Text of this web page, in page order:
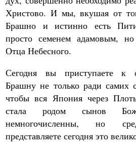
Христово. И мы, вкушая от
Брашно и истинно есть
просто семенем адамовым,
Отца Небесного.
Сегодня вы приступаете к
Брашну не только ради самих
чтобы вся Япония через
стала родом сынов
немногочисленны, но
представляете сегодня это